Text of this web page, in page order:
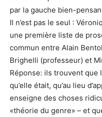
par la gauche bien-
Il n’est pas le seul :
une première liste de
commun entre Alain
Brighelli (professeur) et
Réponse: ils trouvent que
qu’elle était, qu’au lieu
enseigne des choses
«théorie du genre» – et